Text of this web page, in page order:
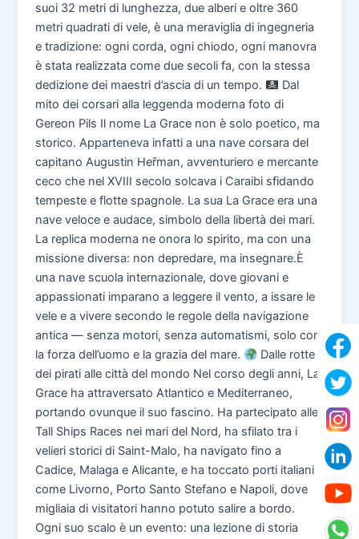
suoi 32 metri di lunghezza, due alberi e oltre 360
metri quadrati di vele, è una meraviglia di ingegneria
e tradizione: ogni corda, ogni chiodo, ogni manovra
è stata realizzata come due secoli fa, con la stessa
dedizione dei maestri d’ascia di un tempo.
Dal
mito dei corsari alla leggenda moderna foto di
Gereon Pils Il nome La Grace non è solo poetico, ma
storico. Apparteneva infatti a una nave corsara del
capitano Augustin Heřman, avventuriero e mercante
ceco che nel XVIII secolo solcava i Caraibi sfidando
tempeste e flotte spagnole. La sua La Grace era una
nave veloce e audace, simbolo della libertà dei mari.
La replica moderna ne onora lo spirito, ma con una
missione diversa: non depredare, ma insegnare.È
una nave scuola internazionale, dove giovani e
appassionati imparano a leggere il vento, a issare le
vele e a vivere secondo le regole della navigazione
antica — senza motori, senza automatismi, solo con
la forza dell’uomo e la grazia del mare.
Dalle rotte
dei pirati alle città del mondo Nel corso degli anni, La
Grace ha attraversato Atlantico e Mediterraneo,
portando ovunque il suo fascino. Ha partecipato alle
Tall Ships Races nei mari del Nord, ha sfilato tra i
velieri storici di Saint-Malo, ha navigato fino a
Cadice, Malaga e Alicante, e ha toccato porti italiani
come Livorno, Porto Santo Stefano e Napoli, dove
migliaia di visitatori hanno potuto salire a bordo.
Ogni suo scalo è un evento: una lezione di storia